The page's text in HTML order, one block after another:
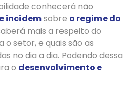
conhecerá não
incidemsobre o regime do
mais a respeito do
o setor, e quais são as
no dia a dia. Podendo dessa
o desenvolvimento e